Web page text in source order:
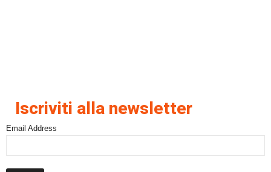
Iscriviti alla newsletter
Email Address